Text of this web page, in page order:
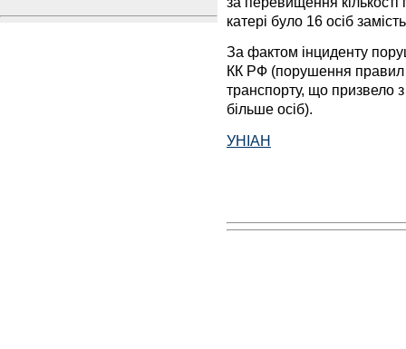
катері було 16 осіб
За фактом інциденту
КК РФ (порушення правил
транспорту, що призвело
більше осіб).
УНІАН